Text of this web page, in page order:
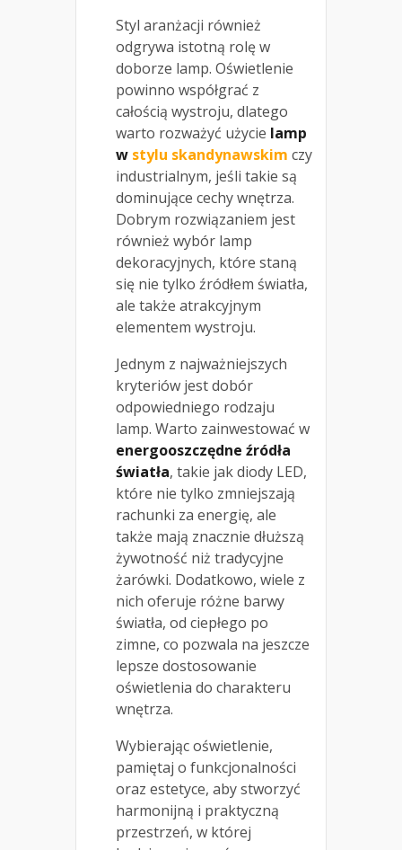
Styl aranżacji również
odgrywa istotną rolę w
doborze lamp. Oświetlenie
powinno współgrać z
całością wystroju, dlatego
warto rozważyć użycie lamp
w stylu skandynawskim czy
industrialnym, jeśli takie są
dominujące cechy wnętrza.
Dobrym rozwiązaniem jest
również wybór lamp
dekoracyjnych, które staną
się nie tylko źródłem światła,
ale także atrakcyjnym
elementem wystroju.
Jednym z najważniejszych
kryteriów jest dobór
odpowiedniego rodzaju
lamp. Warto zainwestować w
energooszczędne źródła
światła, takie jak diody LED,
które nie tylko zmniejszają
rachunki za energię, ale
także mają znacznie dłuższą
żywotność niż tradycyjne
żarówki. Dodatkowo, wiele z
nich oferuje różne barwy
światła, od ciepłego po
zimne, co pozwala na jeszcze
lepsze dostosowanie
oświetlenia do charakteru
wnętrza.
Wybierając oświetlenie,
pamiętaj o funkcjonalności
oraz estetyce, aby stworzyć
harmonijną i praktyczną
przestrzeń, w której